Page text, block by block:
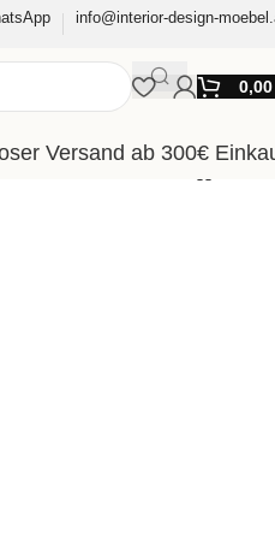
info@interior-design-
Versand ab 300€